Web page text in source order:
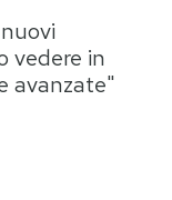
Idee
vedere in
avanzate"